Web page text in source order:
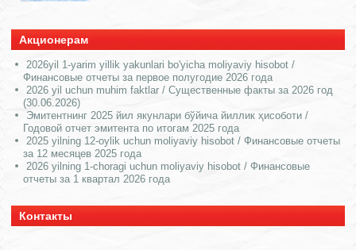
Акционерам
2026yil 1-yarim yillik yakunlari bo'yicha moliyaviy hisobot /
Финансовые отчеты за первое полугодие 2026 года
2026 yil uchun muhim faktlar / Существенные факты за 2026 год
(30.06.2026)
Эмитентнинг 2025 йил якунлари бўйича йиллик ҳисоботи /
Годовой отчет эмитента по итогам 2025 года
2025 yilning 12-oylik uchun moliyaviy hisobot / Финансовые отчеты
за 12 месяцев 2025 года
2026 yilning 1-choragi uchun moliyaviy hisobot / Финансовые
отчеты за 1 квартал 2026 года
Контакты